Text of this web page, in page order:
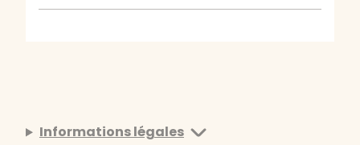
Informations légales